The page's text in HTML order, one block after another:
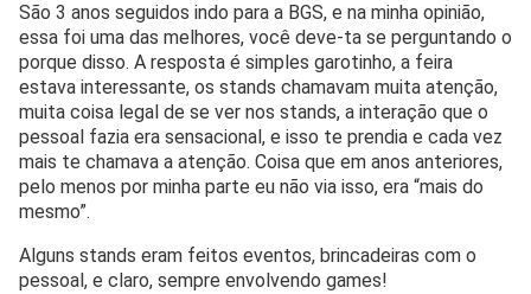
São 3 anos seguidos indo para a BGS, e na minha opinião,
essa foi uma das melhores, você deve-ta se perguntando o
porque disso. A resposta é simples garotinho, a feira
estava interessante, os stands chamavam muita atenção,
muita coisa legal de se ver nos stands, a interação que o
pessoal fazia era sensacional, e isso te prendia e cada vez
mais te chamava a atenção. Coisa que em anos anteriores,
pelo menos por minha parte eu não via isso, era “mais do
mesmo”.
Alguns stands eram feitos eventos, brincadeiras com o
pessoal, e claro, sempre envolvendo games!